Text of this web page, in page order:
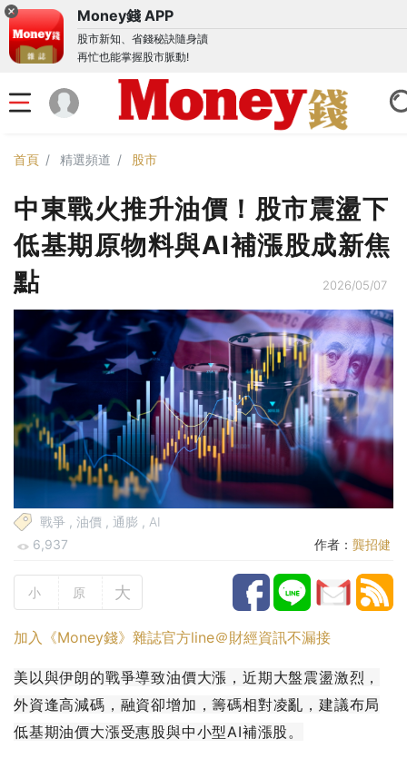
Money錢 APP
股市新知、省錢秘訣隨身讀
再忙也能掌握股市脈動!
首頁 精選頻道 股市
中東戰火推升油價！股市震盪下
低基期原物料與AI補漲股成新焦
點
2026/05/07
戰爭 , 油價 , 通膨 , AI
6,937
作者： 龔招健
小 原 大
加入《Money錢》雜誌官方line＠財經資訊不漏接
美以與伊朗的戰爭導致油價大漲，近期大盤震盪激烈，
外資逢高減碼，融資卻增加，籌碼相對凌亂，建議布局
低基期油價大漲受惠股與中小型AI補漲股。